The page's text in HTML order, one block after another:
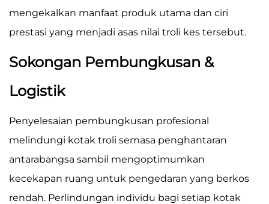
mengekalkan manfaat produk utama dan ciri
prestasi yang menjadi asas nilai troli kes tersebut.
Sokongan Pembungkusan &
Logistik
Penyelesaian pembungkusan profesional
melindungi kotak troli semasa penghantaran
antarabangsa sambil mengoptimumkan
kecekapan ruang untuk pengedaran yang berkos
rendah. Perlindungan individu bagi setiap kotak